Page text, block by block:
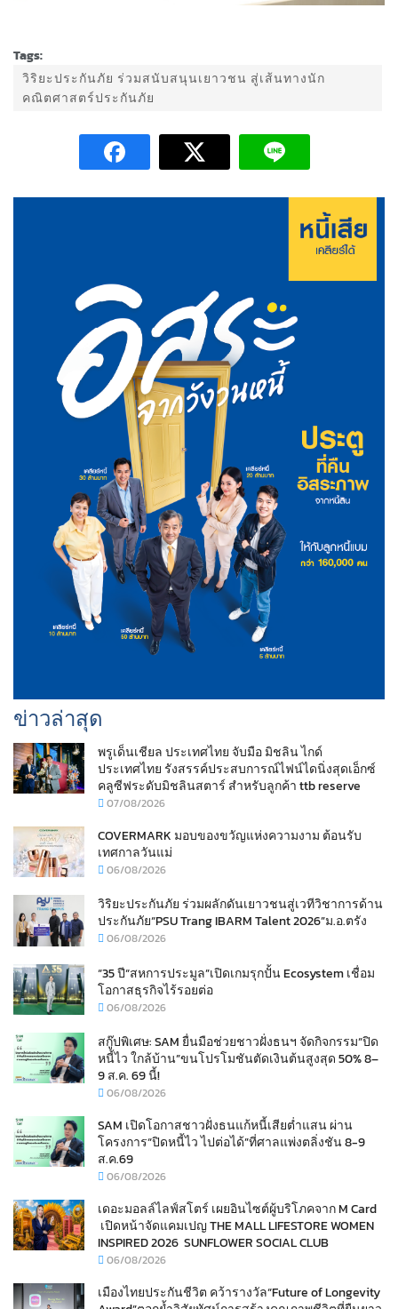
Tags:
วิริยะประกันภัย ร่วมสนับสนุนเยาวชน สู่เส้นทางนัก
คณิตศาสตร์ประกันภัย
ข่าวล่าสุด
พรูเด็นเชียล ประเทศไทย จับมือ มิชลิน ไกด์
ประเทศไทย รังสรรค์ประสบการณ์ไฟน์ไดนิ่งสุดเอ็กซ์
คลูซีฟระดับมิชลินสตาร์ สำหรับลูกค้า ttb reserve
07/08/2026
COVERMARK มอบของขวัญแห่งความงาม ต้อนรับ
เทศกาลวันแม่
06/08/2026
วิริยะประกันภัย ร่วมผลักดันเยาวชนสู่เวทีวิชาการด้าน
ประกันภัย“PSU Trang IBARM Talent 2026”ม.อ.ตรัง
06/08/2026
“35 ปี“สหการประมูล”เปิดเกมรุกปั้น Ecosystem เชื่อม
โอกาสธุรกิจไร้รอยต่อ
06/08/2026
สกู๊ปพิเศษ: SAM ยื่นมือช่วยชาวฝั่งธนฯ จัดกิจกรรม“ปิด
หนี้ไว ใกล้บ้าน”ขนโปรโมชันตัดเงินต้นสูงสุด 50% 8–
9 ส.ค. 69 นี้!
06/08/2026
SAM เปิดโอกาสชาวฝั่งธนแก้หนี้เสียต่ำแสน ผ่าน
โครงการ“ปิดหนี้ไว ไปต่อได้”ที่ศาลแพ่งตลิ่งชัน 8-9
ส.ค.69
06/08/2026
เดอะมอลล์ไลฟ์สโตร์ เผยอินไซต์ผู้บริโภคจาก M Card
เปิดหน้าจัดแคมเปญ THE MALL LIFESTORE WOMEN
INSPIRED 2026 SUNFLOWER SOCIAL CLUB
06/08/2026
เมืองไทยประกันชีวิต คว้ารางวัล“Future of Longevity